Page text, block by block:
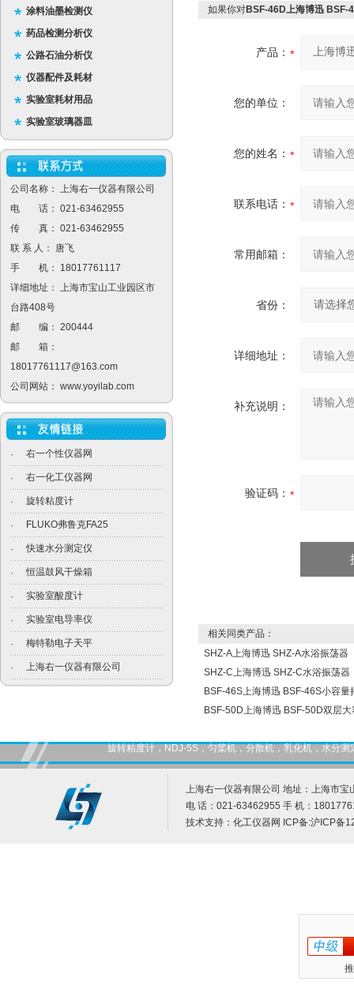
涂料油墨检测仪
药品检测分析仪
公路石油分析仪
仪器配件及耗材
实验室耗材用品
实验室玻璃器皿
公司名称： 上海右一仪器有限公司
电 话： 021-63462955
传 真： 021-63462955
联 系 人： 唐飞
手 机： 18017761117
详细地址： 上海市宝山工业园区市
台路408号
邮 编： 200444
邮 箱：
18017761117@163.com
公司网站： www.yoyilab.com
· 右一个性仪器网
· 右一化工仪器网
· 旋转粘度计
· FLUKO弗鲁克FA25
· 快速水分测定仪
· 恒温鼓风干燥箱
· 实验室酸度计
· 实验室电导率仪
· 梅特勒电子天平
· 上海右一仪器有限公司
如果你对BSF-46D上海博迅 BSF-
产品：
您的单位：
您的姓名：
联系电话：
常用邮箱：
省份：
详细地址：
补充说明：
验证码：
相关同类产品：
SHZ-A上海博迅 SHZ-A水浴振荡器
SHZ-C上海博迅 SHZ-C水浴振荡器
BSF-46S上海博迅 BSF-46S小容量
BSF-50D上海博迅 BSF-50D双层
旋转粘度计，NDJ-5S，匀桨机，分散机，乳化机，水分
上海右一仪器有限公司 地址：上海市宝
电 话：021-63462955 手 机：
技术支持： 化工仪器网 ICP备:沪ICP备